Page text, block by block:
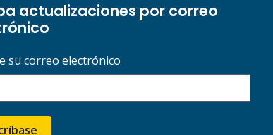
actualizaciones por correo
su correo electrónico